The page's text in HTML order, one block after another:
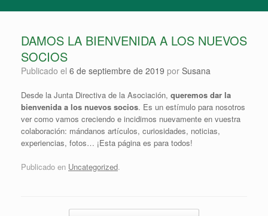
DAMOS LA BIENVENIDA A LOS NUEVOS
SOCIOS
Publicado el 6 de septiembre de 2019 por Susana
Desde la Junta Directiva de la Asociación, queremos dar la
bienvenida a los nuevos socios. Es un estímulo para nosotros
ver como vamos creciendo e incidimos nuevamente en vuestra
colaboración: mándanos artículos, curiosidades, noticias,
experiencias, fotos… ¡Esta página es para todos!
Publicado en Uncategorized.